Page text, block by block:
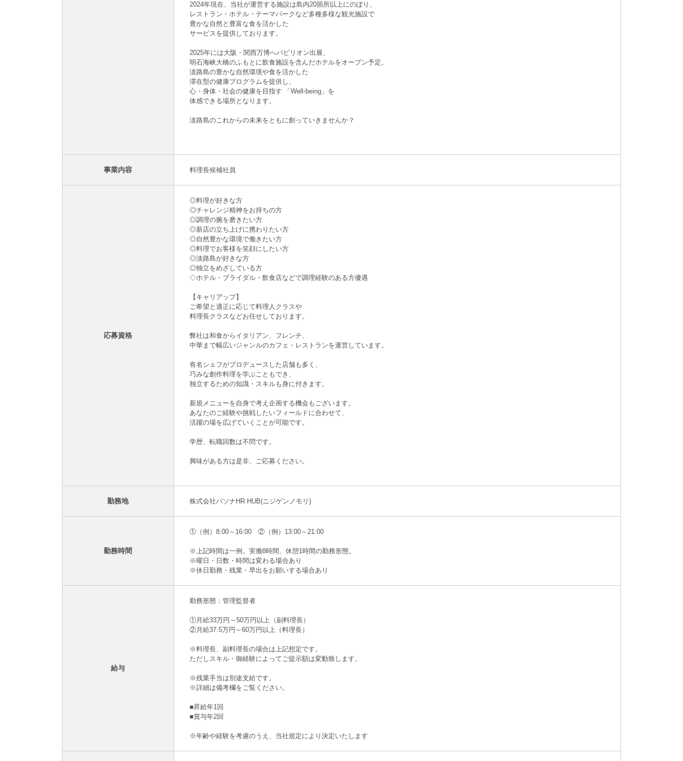
2024年現在、当社が運営する施設は島内20箇所以上にのぼり、
レストラン・ホテル・テーマパークなど多種多様な観光施設で
豊かな自然と豊富な食を活かした
サービスを提供しております。
2025年には大阪・関西万博へパビリオン出展、
明石海峡大橋のふもとに飲食施設を含んだホテルをオープン予定。
淡路島の豊かな自然環境や食を活かした
滞在型の健康プログラムを提供し、
心・身体・社会の健康を目指す 「Well-being」を
体感できる場所となります。
淡路島のこれからの未来をともに創っていきませんか？
事業内容 料理長候補社員
応募資格
◎料理が好きな方
◎チャレンジ精神をお持ちの方
◎調理の腕を磨きたい方
◎新店の立ち上げに携わりたい方
◎自然豊かな環境で働きたい方
◎料理でお客様を笑顔にしたい方
◎淡路島が好きな方
◎独立をめざしている方
◇ホテル・ブライダル・飲食店などで調理経験のある方優遇
【キャリアップ】
ご希望と適正に応じて料理人クラスや
料理長クラスなどお任せしております。
弊社は和食からイタリアン、フレンチ、
中華まで幅広いジャンルのカフェ・レストランを運営しています。
有名シェフがプロデュースした店舗も多く、
巧みな創作料理を学ぶこともでき、
独立するための知識・スキルも身に付きます。
新規メニューを自身で考え企画する機会もございます。
あなたのご経験や挑戦したいフィールドに合わせて、
活躍の場を広げていくことが可能です。
学歴、転職回数は不問です。
興味がある方は是非、ご応募ください。
勤務地 株式会社パソナHR HUB(ニジゲンノモリ)
勤務時間
①（例）8:00～16:00 ②（例）13:00～21:00
※上記時間は一例。実働8時間、休憩1時間の勤務形態。
※曜日・日数・時間は変わる場合あり
※休日勤務・残業・早出をお願いする場合あり
給与
勤務形態：管理監督者
①月給33万円～50万円以上（副料理長）
②月給37.5万円～60万円以上（料理長）
※料理長、副料理長の場合は上記想定です。
ただしスキル・御経験によってご提示額は変動致します。
※残業手当は別途支給です。
※詳細は備考欄をご覧ください。
■昇給年1回
■賞与年2回
※年齢や経験を考慮のうえ、当社規定により決定いたします